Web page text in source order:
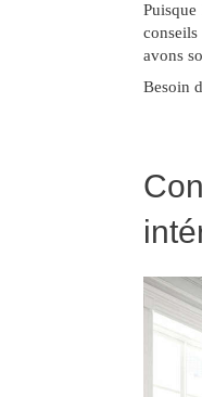
avons
Besoin